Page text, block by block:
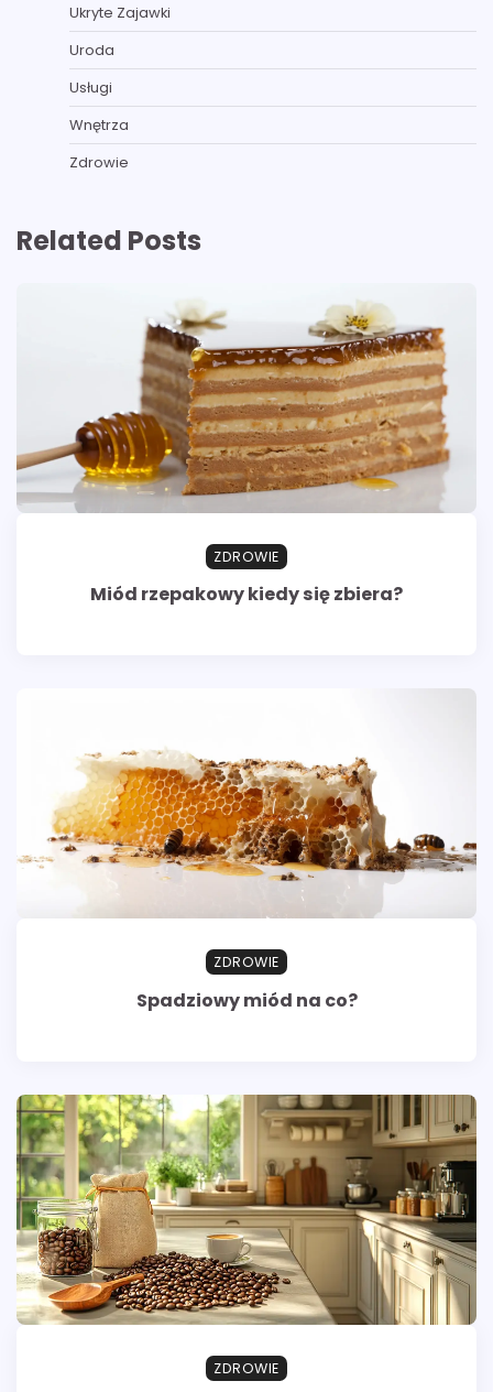
Ukryte Zajawki
Uroda
Usługi
Wnętrza
Zdrowie
Related Posts
ZDROWIE
Miód rzepakowy kiedy się zbiera?
ZDROWIE
Spadziowy miód na co?
ZDROWIE